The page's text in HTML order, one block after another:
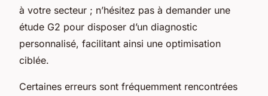
à votre secteur ; n’hésitez pas à demander une
étude G2 pour disposer d’un diagnostic
personnalisé, facilitant ainsi une optimisation
ciblée.
Certaines erreurs sont fréquemment rencontrées